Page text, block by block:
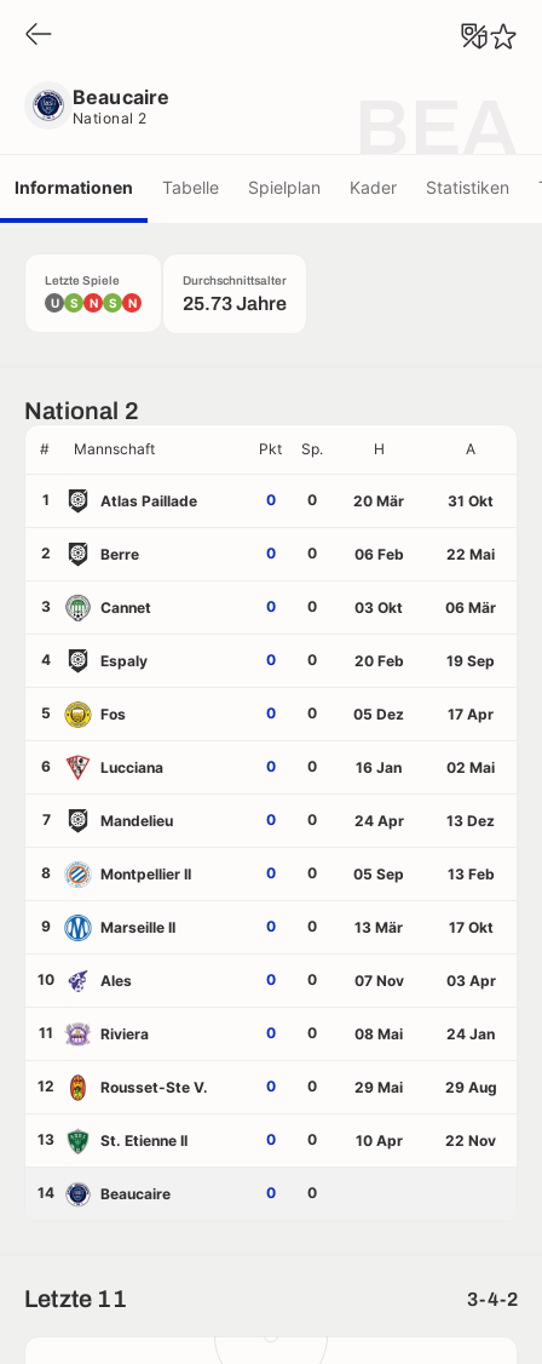
Beaucaire
National 2
Informationen Tabelle Spielplan Kader Statistiken
Letzte Spiele
U S N S N
Durchschnittsalter
25.73 Jahre
National 2
# Mannschaft Pkt Sp. H A
1 Atlas Paillade 0 0 20 Mär 31 Okt
2 Berre 0 0 06 Feb 22 Mai
3 Cannet 0 0 03 Okt 06 Mär
4 Espaly 0 0 20 Feb 19 Sep
5 Fos 0 0 05 Dez 17 Apr
6 Lucciana 0 0 16 Jan 02 Mai
7 Mandelieu 0 0 24 Apr 13 Dez
8 Montpellier II 0 0 05 Sep 13 Feb
9 Marseille II 0 0 13 Mär 17 Okt
10 Ales 0 0 07 Nov 03 Apr
11 Riviera 0 0 08 Mai 24 Jan
12 Rousset-Ste V. 0 0 29 Mai 29 Aug
13 St. Etienne II 0 0 10 Apr 22 Nov
14 Beaucaire 0 0
Letzte 11 3-4-2